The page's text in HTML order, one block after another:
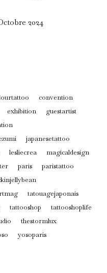
2024
convention
exhibition
guestartist
japanesetattoo
lesliecrea
magicaldesign
paris
paristattoo
tatouagejaponais
tattooshop
tattooshoplife
thestormlux
yosoparis